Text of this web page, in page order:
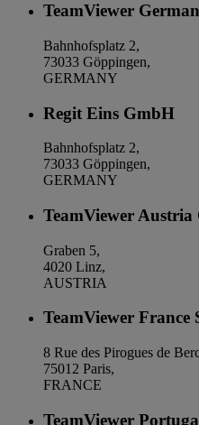
TeamViewer
Bahnhofsplatz 2,
73033 Göppingen,
GERMANY
Regit Eins GmbH
Bahnhofsplatz 2,
73033 Göppingen,
GERMANY
TeamViewer
Graben 5,
4020 Linz,
AUSTRIA
TeamViewer France
8 Rue des Pirogues de
75012 Paris,
FRANCE
TeamViewer